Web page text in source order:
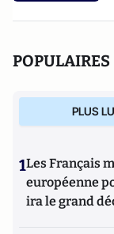
POPULAIRES
PLUS
1Les Français
européenne
ira le grand